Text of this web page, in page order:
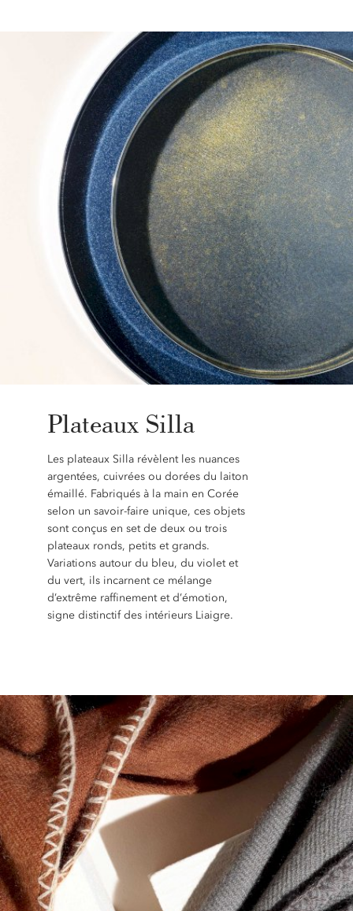
Plateaux Silla
Les plateaux Silla révèlent les nuances
argentées, cuivrées ou dorées du laiton
émaillé. Fabriqués à la main en Corée
selon un savoir-faire unique, ces objets
sont conçus en set de deux ou trois
plateaux ronds, petits et grands.
Variations autour du bleu, du violet et
du vert, ils incarnent ce mélange
d’extrême raffinement et d’émotion,
signe distinctif des intérieurs Liaigre.